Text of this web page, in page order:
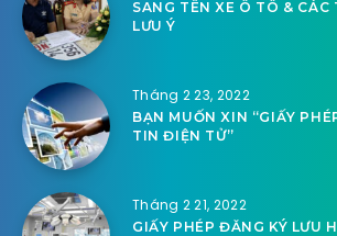
SANG TÊN XE Ô TÔ & CÁC
LƯU Ý
Tháng 2 23, 2022
BẠN MUỐN XIN “GIẤY
TIN ĐIỆN TỬ”
Tháng 2 21, 2022
GIẤY PHÉP ĐĂNG KÝ LƯU